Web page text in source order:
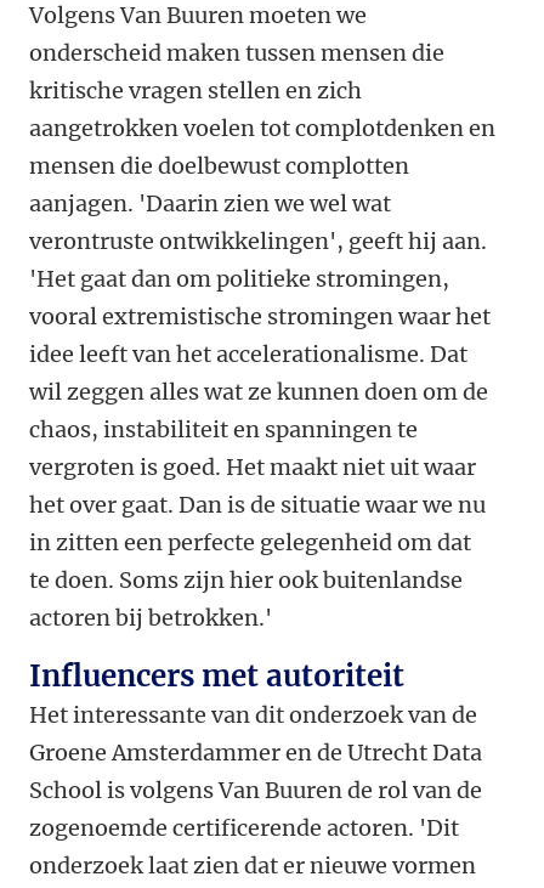
Volgens Van Buuren moeten we
onderscheid maken tussen mensen die
kritische vragen stellen en zich
aangetrokken voelen tot complotdenken en
mensen die doelbewust complotten
aanjagen. 'Daarin zien we wel wat
verontruste ontwikkelingen', geeft hij aan.
'Het gaat dan om politieke stromingen,
vooral extremistische stromingen waar het
idee leeft van het accelerationalisme. Dat
wil zeggen alles wat ze kunnen doen om de
chaos, instabiliteit en spanningen te
vergroten is goed. Het maakt niet uit waar
het over gaat. Dan is de situatie waar we nu
in zitten een perfecte gelegenheid om dat
te doen. Soms zijn hier ook buitenlandse
actoren bij betrokken.'
Influencers met autoriteit
Het interessante van dit onderzoek van de
Groene Amsterdammer en de Utrecht Data
School is volgens Van Buuren de rol van de
zogenoemde certificerende actoren. 'Dit
onderzoek laat zien dat er nieuwe vormen